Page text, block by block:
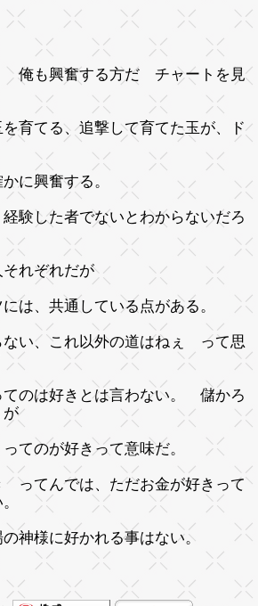
俺も興奮する方だ チャートを見
育てる、追撃して育てた玉が、ド
に興奮する。
験した者でないとわからないだろ
れぞれだが
は、共通している点がある。
ない、これ以外の道はねぇ って思
のは好きとは言わない。 儲かろ
が
てのが好きって意味だ。
ってんでは、ただお金が好きって
の神様に好かれる事はない。